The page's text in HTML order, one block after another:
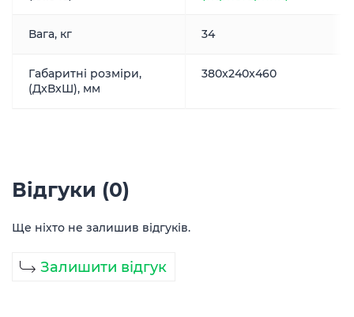
Вага, кг 34
Габаритні розміри,
(ДxВxШ), мм
380x240x460
Відгуки (0)
Ще ніхто не залишив відгуків.
Залишити відгук